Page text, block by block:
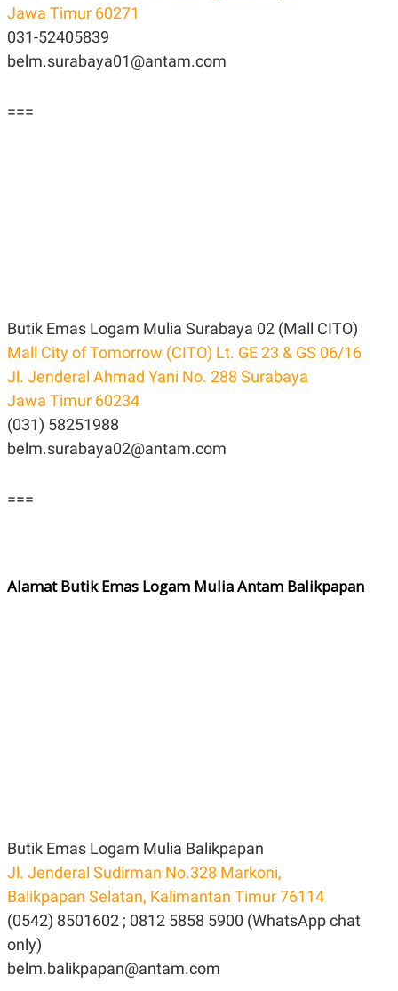
Jawa Timur 60271
031-52405839
belm.surabaya01@antam.com
===
Butik Emas Logam Mulia Surabaya 02 (Mall CITO)
Mall City of Tomorrow (CITO) Lt. GE 23 & GS 06/16
Jl. Jenderal Ahmad Yani No. 288 Surabaya
Jawa Timur 60234
(031) 58251988
belm.surabaya02@antam.com
===
Alamat Butik Emas Logam Mulia Antam Balikpapan
Butik Emas Logam Mulia Balikpapan
Jl. Jenderal Sudirman No.328 Markoni,
Balikpapan Selatan, Kalimantan Timur 76114
(0542) 8501602 ; 0812 5858 5900 (WhatsApp chat
only)
belm.balikpapan@antam.com